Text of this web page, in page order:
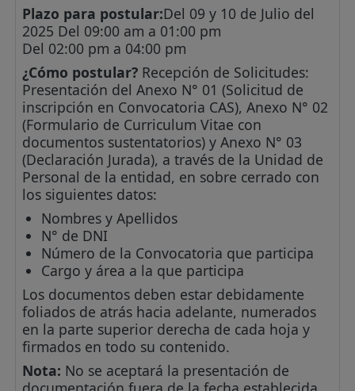
Plazo para postular:Del 09 y 10 de Julio del
2025 Del 09:00 am a 01:00 pm
Del 02:00 pm a 04:00 pm
¿Cómo postular? Recepción de Solicitudes:
Presentación del Anexo N° 01 (Solicitud de
inscripción en Convocatoria CAS), Anexo N° 02
(Formulario de Curriculum Vitae con
documentos sustentatorios) y Anexo N° 03
(Declaración Jurada), a través de la Unidad de
Personal de la entidad, en sobre cerrado con
los siguientes datos:
Nombres y Apellidos
N° de DNI
Número de la Convocatoria que participa
Cargo y área a la que participa
Los documentos deben estar debidamente
foliados de atrás hacia adelante, numerados
en la parte superior derecha de cada hoja y
firmados en todo su contenido.
Nota: No se aceptará la presentación de